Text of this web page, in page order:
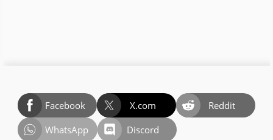
Facebook X.com
Reddit
WhatsApp
Discord